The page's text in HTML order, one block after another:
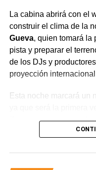
La cabina abrirá con el
construir el clima de la
Gueva, quien tomará la
pista y preparar el
de los DJs y
proyección
Esta noche marcará un
Zenone, un espacio
casi Ruta Nacional N°
En pocos años,